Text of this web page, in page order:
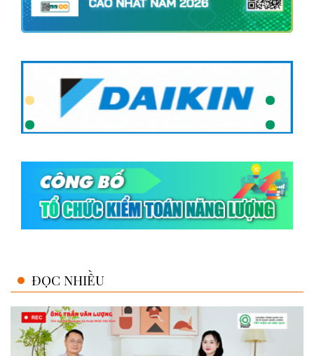
ĐỌC NHIỀU